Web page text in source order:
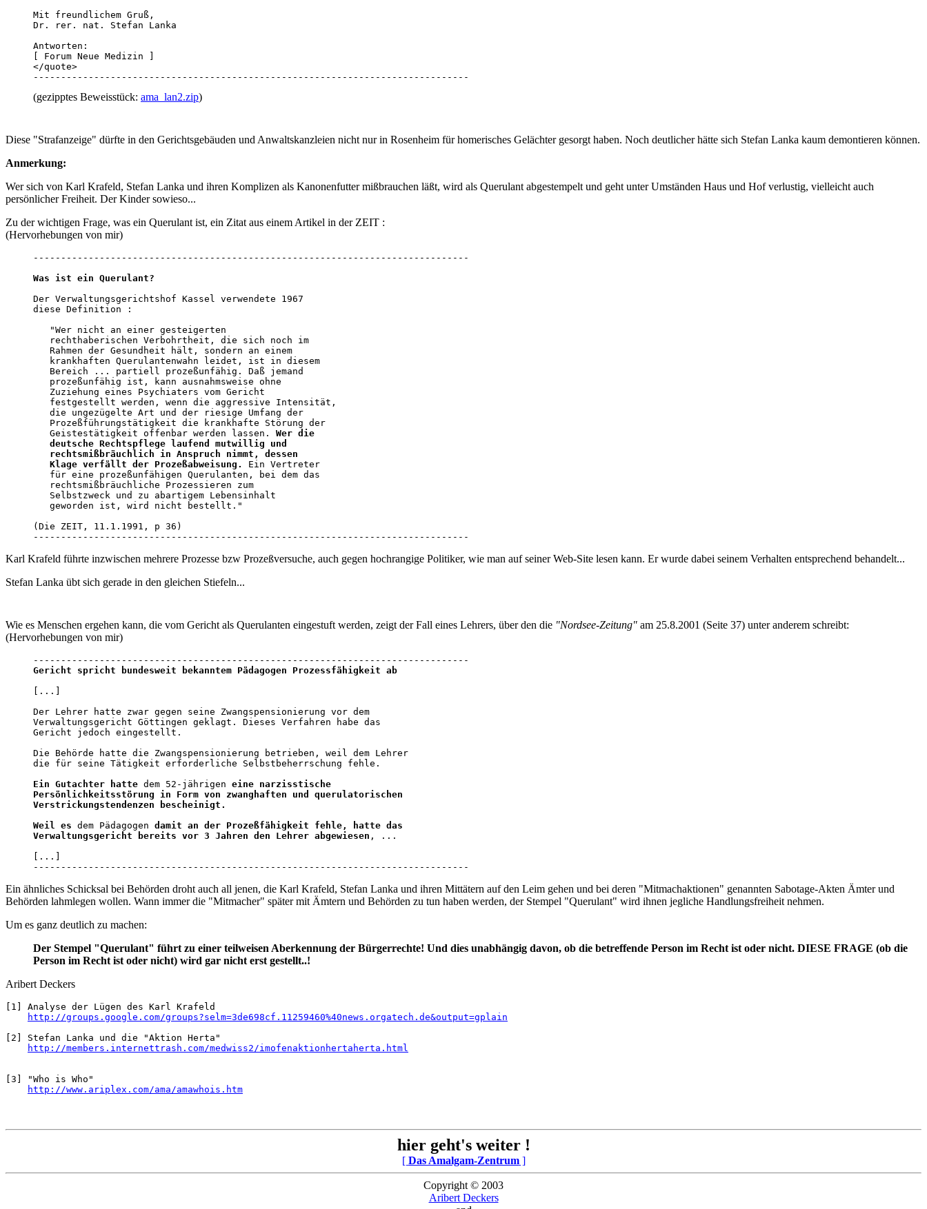
Mit freundlichem Gruß,
Dr. rer. nat. Stefan Lanka
Antworten:
[ Forum Neue Medizin ]
</quote>
-------------------------------------------------------------------------------
(gezipptes Beweisstück: ama_lan2.zip)
Diese "Strafanzeige" dürfte in den Gerichtsgebäuden und Anwaltskanzleien nicht nur in Rosenheim für homerisches Gelächter gesorgt haben. Noch deutlicher hätte sich Stefan Lanka kaum demontieren können.
Anmerkung:
Wer sich von Karl Krafeld, Stefan Lanka und ihren Komplizen als Kanonenfutter mißbrauchen läßt, wird als Querulant abgestempelt und geht unter Umständen Haus und Hof verlustig, vielleicht auch
persönlicher Freiheit. Der Kinder sowieso...
Zu der wichtigen Frage, was ein Querulant ist, ein Zitat aus einem Artikel in der ZEIT :
(Hervorhebungen von mir)
Was ist ein Querulant?
Der Verwaltungsgerichtshof Kassel verwendete 1967
diese Definition :
   "Wer nicht an einer gesteigerten
   rechthaberischen Verbohrtheit, die sich noch im
   Rahmen der Gesundheit hält, sondern an einem
   krankhaften Querulantenwahn leidet, ist in diesem
   Bereich ... partiell prozeßunfähig. Daß jemand
   prozeßunfähig ist, kann ausnahmsweise ohne
   Zuziehung eines Psychiaters vom Gericht
   festgestellt werden, wenn die aggressive Intensität,
   die ungezügelte Art und der riesige Umfang der
   Prozeßführungstätigkeit die krankhafte Störung der
   Geistestätigkeit offenbar werden lassen.
Wer die
   deutsche Rechtspflege laufend mutwillig und
   rechtsmißbräuchlich in Anspruch nimmt, dessen
   Klage verfällt der Prozeßabweisung.
Ein Vertreter
   für eine prozeßunfähigen Querulanten, bei dem das
   rechtsmißbräuchliche Prozessieren zum
   Selbstzweck und zu abartigem Lebensinhalt
   geworden ist, wird nicht bestellt."
(Die ZEIT, 11.1.1991, p 36)
-------------------------------------------------------------------------------
Karl Krafeld führte inzwischen mehrere Prozesse bzw Prozeßversuche, auch gegen hochrangige Politiker, wie man auf seiner Web-Site lesen kann. Er wurde dabei seinem Verhalten entsprechend behandelt...
Stefan Lanka übt sich gerade in den gleichen Stiefeln...
Wie es Menschen ergehen kann, die vom Gericht als Querulanten eingestuft werden, zeigt der Fall eines Lehrers, über den die "Nordsee-Zeitung" am 25.8.2001 (Seite 37) unter anderem schreibt:
(Hervorhebungen von mir)
Gericht spricht bundesweit bekanntem Pädagogen Prozessfähigkeit ab
[...]
Der Lehrer hatte zwar gegen seine Zwangspensionierung vor dem
Verwaltungsgericht Göttingen geklagt. Dieses Verfahren habe das
Gericht jedoch eingestellt.
Die Behörde hatte die Zwangspensionierung betrieben, weil dem Lehrer
die für seine Tätigkeit erforderliche Selbstbeherrschung fehle.
Ein Gutachter hatte dem 52-jährigen eine narzisstische
Persönlichkeitsstörung in Form von zwanghaften und querulatorischen
Verstrickungstendenzen bescheinigt.
Weil es dem Pädagogen damit an der Prozeßfähigkeit fehle, hatte das
Verwaltungsgericht bereits vor 3 Jahren den Lehrer abgewiesen , ...
[...]
-------------------------------------------------------------------------------
Ein ähnliches Schicksal bei Behörden droht auch all jenen, die Karl Krafeld, Stefan Lanka und ihren Mittätern auf den Leim gehen und bei deren "Mitmachaktionen" genannten Sabotage-Akten Ämter und
Behörden lahmlegen wollen. Wann immer die "Mitmacher" später mit Ämtern und Behörden zu tun haben werden, der Stempel "Querulant" wird ihnen jegliche Handlungsfreiheit nehmen.
Um es ganz deutlich zu machen:
Der Stempel "Querulant" führt zu einer teilweisen Aberkennung der Bürgerrechte! Und dies unabhängig davon, ob die betreffende Person im Recht ist oder nicht. DIESE FRAGE (ob die
Person im Recht ist oder nicht) wird gar nicht erst gestellt..!
Aribert Deckers
[1] Analyse der Lügen des Karl Krafeld
http://groups.google.com/groups?selm=3de698cf.11259460%40news.orgatech.de&output=gplain
[2] Stefan Lanka und die "Aktion Herta"
http://members.internettrash.com/medwiss2/imofenaktionhertaherta.html
[3] "Who is Who"
http://www.ariplex.com/ama/amawhois.htm
hier geht's weiter !
[ Das Amalgam-Zentrum]
Copyright © 2003
Aribert Deckers